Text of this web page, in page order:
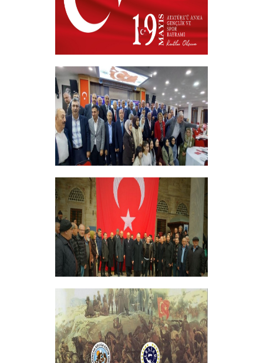
19 MAYIS 2026
+
ERZİNCANLILAR EKEV’İN
GELENEKSEL İFTAR YEMEĞİNDE
BULUŞTU
+
GELENEKSEL ŞEHİTLERİMİZİ ANMA
PROGRAMI DÜZENLEDİK
+